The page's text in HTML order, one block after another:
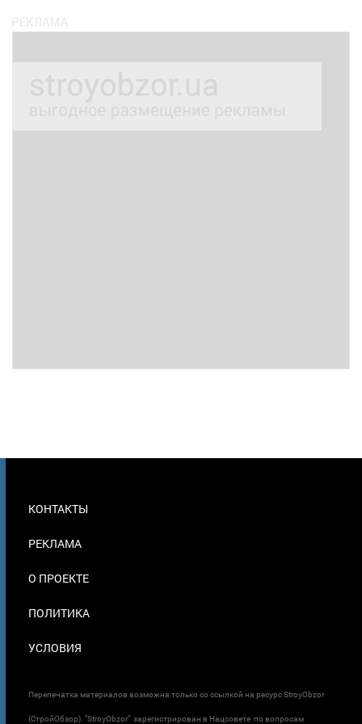
В
КОНТАКТЫ
РЕКЛАМА
О ПРОЕКТЕ
ПОЛИТИКА
УСЛОВИЯ
Перепечатка материалов возможна только со ссылкой на ресурс StroyObzor
(СтройОбзор). "StroyObzor" зарегистрирован в Нацсовете по вопросам